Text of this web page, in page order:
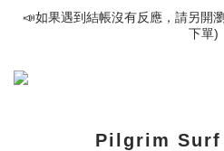
📣如果遇到結帳沒有反應，請另開
下單)
📣如果遇到結帳沒有反應，請另開
下單)
歡迎光臨૮⍝• ᴥ •⍝ა 新品請
下單)
Pilgrim Surf